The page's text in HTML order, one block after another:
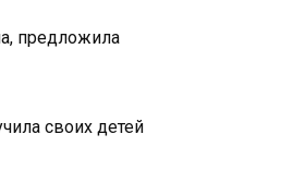
предложила
своих детей